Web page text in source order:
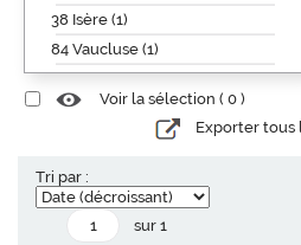
38 Isère (1)
84 Vaucluse (1)
Voir la sélection ( 0 )
Exporter tous
Tri par :
sur 1